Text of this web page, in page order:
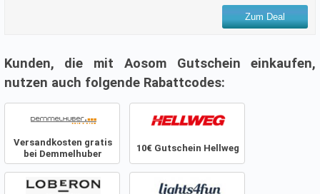
Schaukelstuhl erinnert uns an die rustikale
Gemütlichkeit vergangener Zeiten und bringt uns
gepolsterten Kissen und Kopfstütze, bietet es
Ihnen eine komfortable Erfahrung. Für mehr
Komfort sind Armlehnen hinzugefügt. Genießen
Sie einen entspannten Tag in der Sonne oder im
Schatten auf Ihrer Ve
Zum Deal
Kunden, die mit Aosom Gutschein einkaufen,
nutzen auch folgende Rabattcodes:
Versandkosten gratis
bei Demmelhuber
10€ Gutschein Hellweg